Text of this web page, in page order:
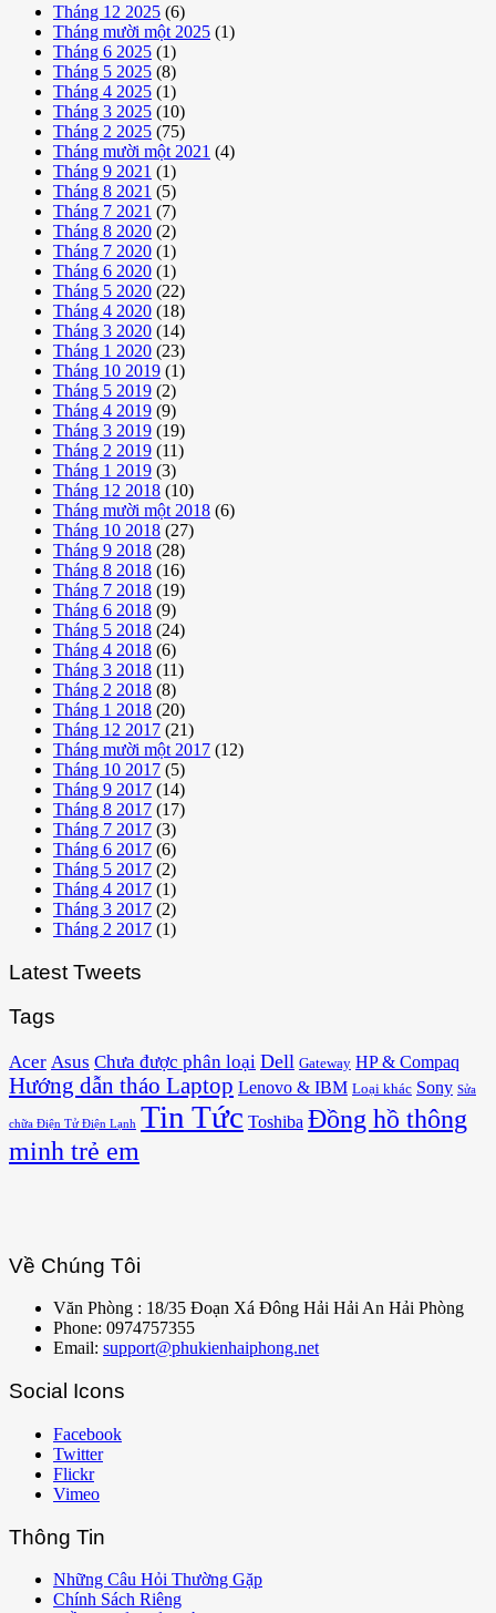
Tháng 12 2025 (6)
Tháng mười một 2025 (1)
Tháng 6 2025 (1)
Tháng 5 2025 (8)
Tháng 4 2025 (1)
Tháng 3 2025 (10)
Tháng 2 2025 (75)
Tháng mười một 2021 (4)
Tháng 9 2021 (1)
Tháng 8 2021 (5)
Tháng 7 2021 (7)
Tháng 8 2020 (2)
Tháng 7 2020 (1)
Tháng 6 2020 (1)
Tháng 5 2020 (22)
Tháng 4 2020 (18)
Tháng 3 2020 (14)
Tháng 1 2020 (23)
Tháng 10 2019 (1)
Tháng 5 2019 (2)
Tháng 4 2019 (9)
Tháng 3 2019 (19)
Tháng 2 2019 (11)
Tháng 1 2019 (3)
Tháng 12 2018 (10)
Tháng mười một 2018 (6)
Tháng 10 2018 (27)
Tháng 9 2018 (28)
Tháng 8 2018 (16)
Tháng 7 2018 (19)
Tháng 6 2018 (9)
Tháng 5 2018 (24)
Tháng 4 2018 (6)
Tháng 3 2018 (11)
Tháng 2 2018 (8)
Tháng 1 2018 (20)
Tháng 12 2017 (21)
Tháng mười một 2017 (12)
Tháng 10 2017 (5)
Tháng 9 2017 (14)
Tháng 8 2017 (17)
Tháng 7 2017 (3)
Tháng 6 2017 (6)
Tháng 5 2017 (2)
Tháng 4 2017 (1)
Tháng 3 2017 (2)
Tháng 2 2017 (1)
Latest Tweets
Tags
Acer Asus Chưa được phân loại Dell Gateway HP & Compaq
Hướng dẫn tháo Laptop Lenovo & IBM Loại khác Sony Sửa
chữa Điện Tử Điện Lạnh Tin Tức Toshiba Đồng hồ thông
minh trẻ em
Về Chúng Tôi
Văn Phòng : 18/35 Đoạn Xá Đông Hải Hải An Hải Phòng
Phone: 0974757355
Email: support@phukienhaiphong.net
Social Icons
Facebook
Twitter
Flickr
Vimeo
Thông Tin
Những Câu Hỏi Thường Gặp
Chính Sách Riêng